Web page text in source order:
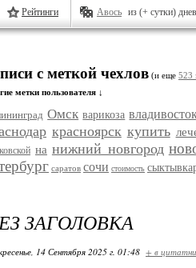
Рейтинги Авось из (+ сутки)
с меткой чехлов (и еще 523
метки пользователя ↓
Омск варикоза владивосток
красноярск купить
на нижний новгород
саратов сочи стоимость
ЗАГОЛОВКА
14 Сентября 2025 г. 01:48 + в